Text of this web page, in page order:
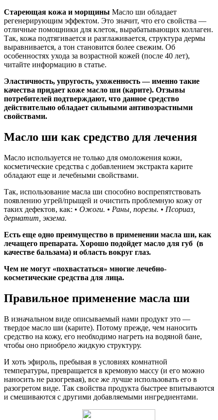
Стареющая кожа и морщины Масло ши обладает
регенерирующим эффектом. Это значит, что его свойства —
отличные помощники для клеток, вырабатывающих коллаген.
Так, кожа подтягивается и разглаживается, структура дермы
выравнивается, а тон становится более свежим. Об
особенностях ухода за возрастной кожей (после 40 лет),
читайте информацию в статье.
Эластичность, упругость, ухоженность — именно такие
качества придает коже масло ши (карите). Отзывы
потребителей подтверждают, что данное средство
действительно обладает сильными антивозрастными
свойствами.
Масло ши как средство для лечения
Масло используется не только для омоложения кожи,
косметические средства с добавлением экстракта карите
обладают еще и лечебными свойствами.
Так, использование масла ши способно воспрепятствовать
появлению угрей/прыщей и очистить проблемную кожу от
таких дефектов, как: • Ожоги. • Раны, порезы. • Псориаз,
дерматит, экзема.
Есть еще одно преимущество в применении масла ши, как
лечащего препарата. Хорошо подойдет масло для губ (в
качестве бальзама) и область вокруг глаз.
Чем не могут «похвастаться» многие лечебно-
косметические средства для лица.
Правильное применение масла ши
В изначальном виде описываемый нами продукт это —
твердое масло ши (карите). Потому прежде, чем наносить
средство на кожу, его необходимо нагреть на водяной бане,
чтобы оно приобрело жидкую структуру.
И хоть эфироль, пребывая в условиях комнатной
температуры, превращается в кремовую массу (и его можно
наносить не разогревая), все же лучше использовать его в
разогретом виде. Так свойства продукта быстрее впитываются
и смешиваются с другими добавляемыми ингредиентами.